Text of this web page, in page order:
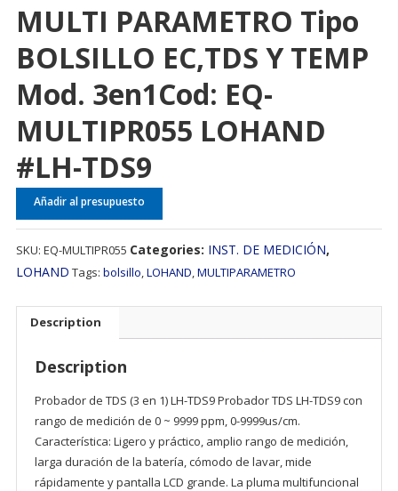
MULTI PARAMETRO Tipo
BOLSILLO EC,TDS Y TEMP
Mod. 3en1Cod: EQ-
MULTIPR055 LOHAND
#LH-TDS9
Añadir al presupuesto
SKU: EQ-MULTIPR055 Categories: INST. DE MEDICIÓN,
LOHAND Tags: bolsillo,LOHAND,MULTIPARAMETRO
Description
Description
Probador de TDS (3 en 1) LH-TDS9 Probador TDS LH-TDS9 con
rango de medición de 0 ~ 9999 ppm, 0-9999us/cm.
Característica: Ligero y práctico, amplio rango de medición,
larga duración de la batería, cómodo de lavar, mide
rápidamente y pantalla LCD grande. La pluma multifuncional